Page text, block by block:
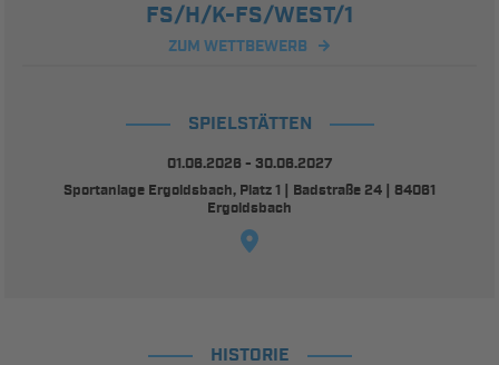
FS/H/K-FS/WEST/1
ZUM WETTBEWERB
SPIELSTÄTTEN
01.06.2026 - 30.06.2027
Sportanlage Ergoldsbach, Platz 1 | Badstraße 24 | 84061
Ergoldsbach
HISTORIE